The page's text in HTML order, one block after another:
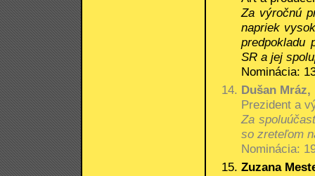
Za výročnú
napriek
predpokladu
SR a jej
Nominácia:
Dušan Mráz,
Prezident a
Za
so zreteľom
Nominácia:
Zuzana